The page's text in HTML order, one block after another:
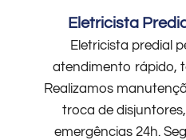
Eletricista
Eletricista predial
atendimento rápido,
Realizamos
troca de
emergências 24h.